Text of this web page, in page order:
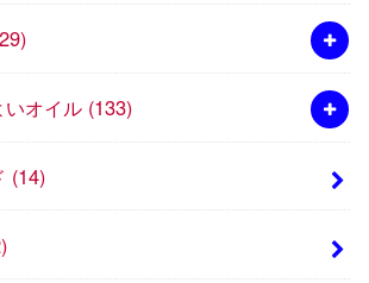
オイル (133)
(14)